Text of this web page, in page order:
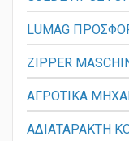
LUMAG
ZIPPER
ΑΓΡΟΤΙΚΑ
ΑΔΙΑΤΑΡΑΚΤΗ